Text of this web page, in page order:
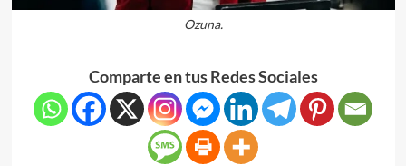
Ozuna.
Comparte en tus Redes Sociales